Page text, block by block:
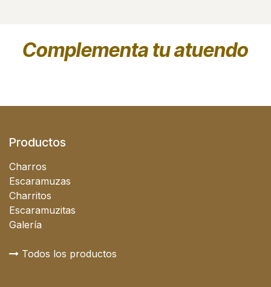
Complementa tu atuendo
Productos
Charros
Escaramuzas
Charritos
Escaramuzitas
Galería
Todos los productos